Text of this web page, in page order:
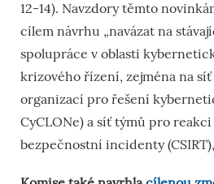
12-14). Navzdory těmto
cílem návrhu „navázat na
spolupráce v oblasti
krizového řízení, zejména na
organizací pro řešení
CyCLONe) a síť týmů pro
bezpečnostní incidenty